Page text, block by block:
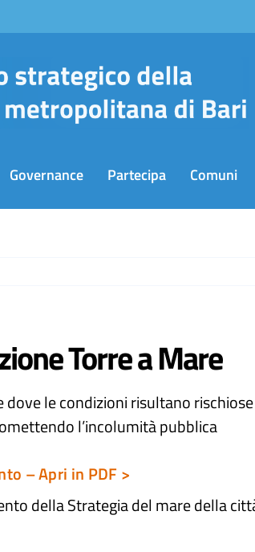
Governance Partecipa Comuni
Torre a Mare
le condizioni risultano
l’incolumità pubblica
– Apri in PDF >
della Strategia del mare della